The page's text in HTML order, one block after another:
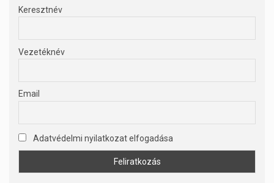
Keresztnév
Vezetéknév
Email
Adatvédelmi nyilatkozat elfogadása